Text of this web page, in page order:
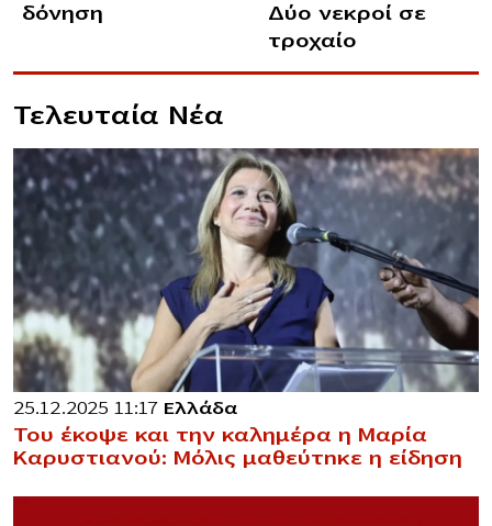
δόνηση
Δύο νεκροί σε
τροχαίο
Τελευταία Νέα
25.12.2025 11:17 Ελλάδα
Του έκοψε και την καλημέρα η Μαρία
Καρυστιανού: Μόλις μαθεύτnκε η είδηση